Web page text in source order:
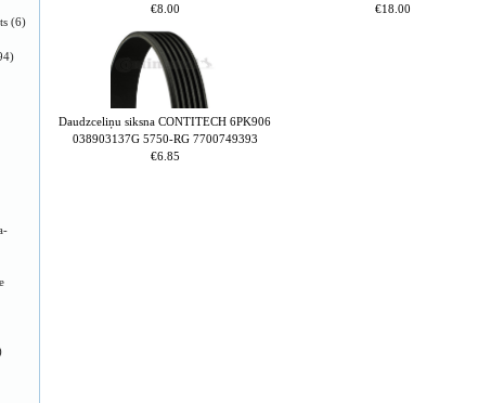
€8.00
€18.00
Daudzceliņu siksna CONTITECH 6PK906
038903137G 5750-RG 7700749393
€6.85
(6)